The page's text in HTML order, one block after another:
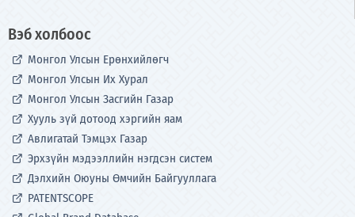
Вэб холбоос
Монгол Улсын Ерөнхийлөгч
Монгол Улсын Их Хурал
Монгол Улсын Засгийн Газар
Хууль зүй дотоод хэргийн яам
Авлигатай Тэмцэх Газар
Эрхзүйн мэдээллийн нэгдсэн систем
Дэлхийн Оюуны Өмчийн Байгууллага
PATENTSCOPE